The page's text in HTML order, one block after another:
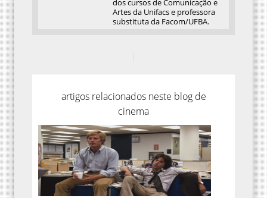
dos cursos de Comunicação e
Artes da Unifacs e professora
substituta da Facom/UFBA.
artigos relacionados neste blog de
cinema